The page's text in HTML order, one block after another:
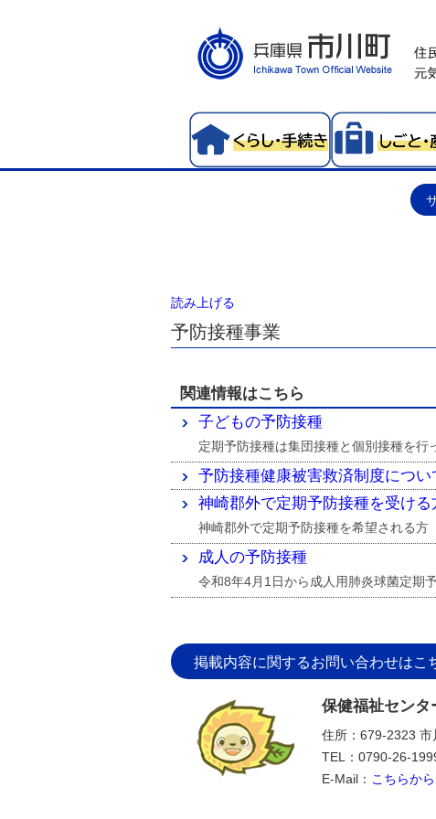
読み上げる
予防接種事業
関連情報はこちら
子どもの予防接種
定期予防接種は集団接種と個別接種を行
予防接種健康被害救済制度につい
神崎郡外で定期予防接種を受ける
神崎郡外で定期予防接種を希望される方
成人の予防接種
令和8年4月1日から成人用肺炎球菌定期
掲載内容に関するお問い合わせはこ
保健福祉センタ
住所：679-2323 市
TEL：0790-26-
E-Mail： こちらから